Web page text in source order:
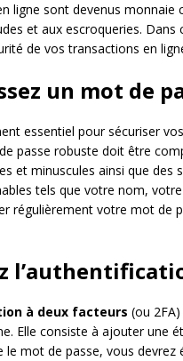
ligne sont devenus monnaie
et aux escroqueries.
de vos transactions en
un mot de
essentiel pour sécuriser
passe robuste doit être
et minuscules ainsi que des
tels que votre nom, votre
régulièrement votre mot de
à deux facteurs (ou
Elle consiste à ajouter une
le mot de passe, vous